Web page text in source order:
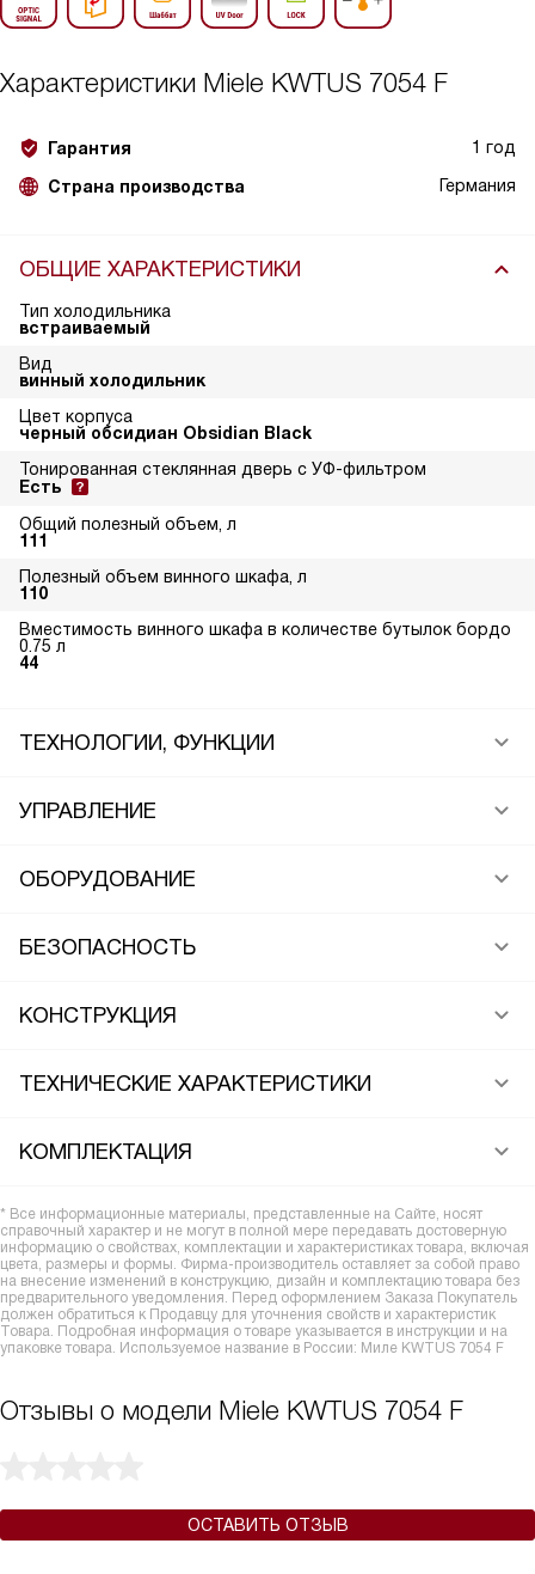
Характеристики Miele KWTUS 7054 F
Гарантия 1 год
Страна производства Германия
ОБЩИЕ ХАРАКТЕРИСТИКИ
Тип холодильника
встраиваемый
Вид
винный холодильник
Цвет корпуса
черный обсидиан Obsidian Black
Тонированная стеклянная дверь с УФ-фильтром
Есть
Общий полезный объем, л
111
Полезный объем винного шкафа, л
110
Вместимость винного шкафа в количестве бутылок бордо
0.75 л
44
ТЕХНОЛОГИИ, ФУНКЦИИ
УПРАВЛЕНИЕ
ОБОРУДОВАНИЕ
БЕЗОПАСНОСТЬ
КОНСТРУКЦИЯ
ТЕХНИЧЕСКИЕ ХАРАКТЕРИСТИКИ
КОМПЛЕКТАЦИЯ
* Все информационные материалы, представленные на Сайте, носят
справочный характер и не могут в полной мере передавать достоверную
информацию о свойствах, комплектации и характеристиках товара, включая
цвета, размеры и формы. Фирма-производитель оставляет за собой право
на внесение изменений в конструкцию, дизайн и комплектацию товара без
предварительного уведомления. Перед оформлением Заказа Покупатель
должен обратиться к Продавцу для уточнения свойств и характеристик
Товара. Подробная информация о товаре указывается в инструкции и на
упаковке товара. Используемое название в России: Миле KWTUS 7054 F
Отзывы о модели Miele KWTUS 7054 F
ОСТАВИТЬ ОТЗЫВ